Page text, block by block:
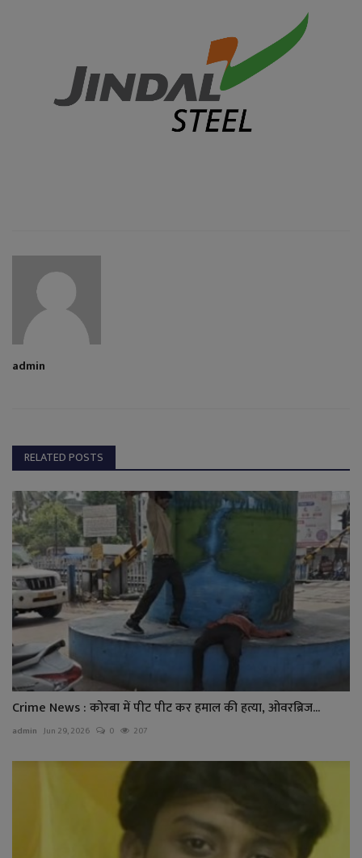
admin
RELATED POSTS
Crime News : कोरबा में पीट पीट कर हमाल की हत्या, ओवरब्रिज...
admin Jun 29, 2026 0 207